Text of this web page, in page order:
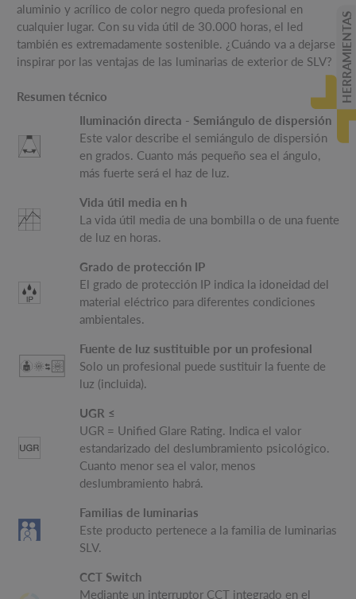
aluminio y acrílico de color negro queda profesional en
cualquier lugar. Con su vida útil de 30.000 horas, el led
también es extremadamente sostenible. ¿Cuándo va a dejarse
inspirar por las ventajas de las luminarias de exterior de SLV?
Resumen técnico
Iluminación directa - Semiángulo de dispersión
Este valor describe el semiángulo de dispersión
en grados. Cuanto más pequeño sea el ángulo,
más fuerte será el haz de luz.
Vida útil media en h
La vida útil media de una bombilla o de una fuente
de luz en horas.
Grado de protección IP
El grado de protección IP indica la idoneidad del
material eléctrico para diferentes condiciones
ambientales.
Fuente de luz sustituible por un profesional
Solo un profesional puede sustituir la fuente de
luz (incluida).
UGR ≤
UGR = Unified Glare Rating. Indica el valor
estandarizado del deslumbramiento psicológico.
Cuanto menor sea el valor, menos
deslumbramiento habrá.
Familias de luminarias
Este producto pertenece a la familia de luminarias
SLV.
CCT Switch
Mediante un interruptor CCT integrado en el
HERRAMIENTAS